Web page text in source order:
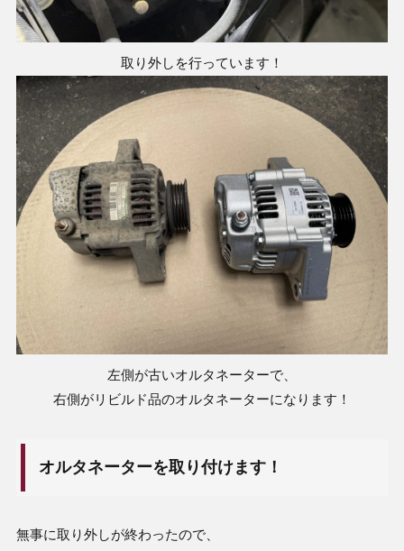
取り外しを行っています！
左側が古いオルタネーターで、
右側がリビルド品のオルタネーターになります！
オルタネーターを取り付けます！
無事に取り外しが終わったので、